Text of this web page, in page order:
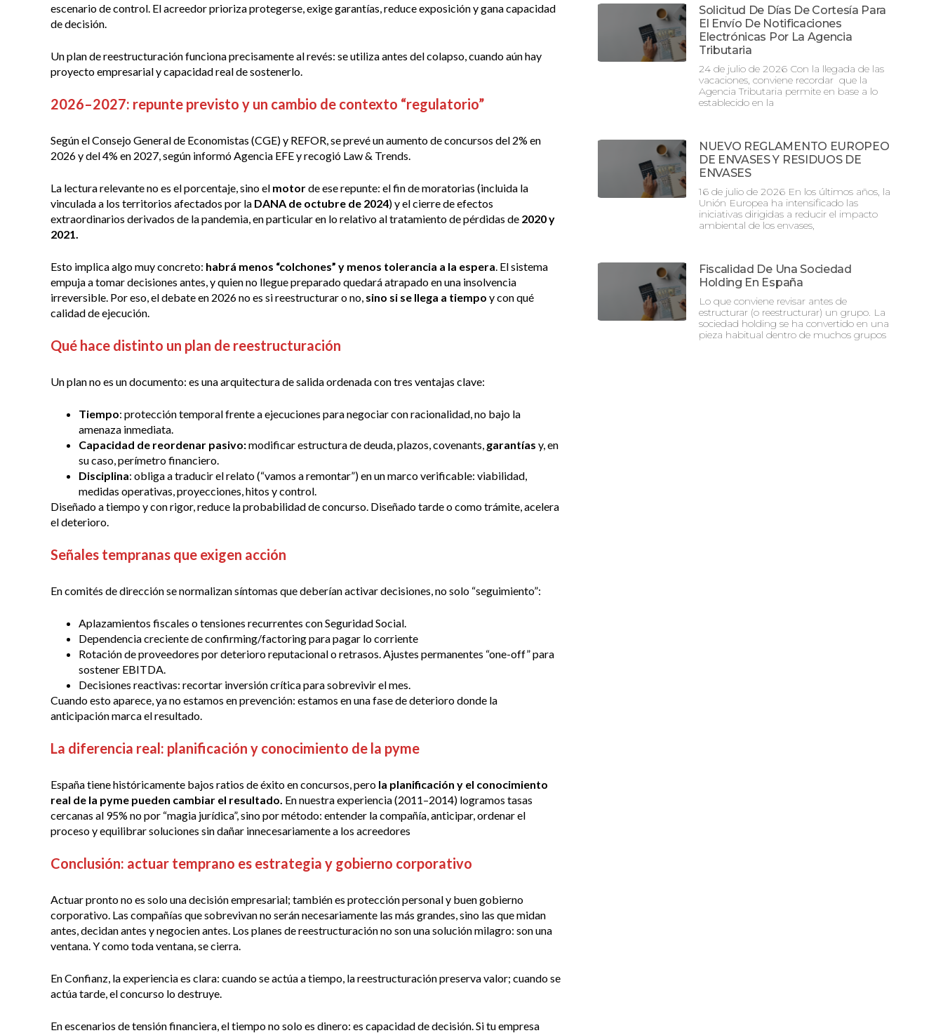
escenario de control. El acreedor prioriza protegerse, exige garantías, reduce exposición y gana capacidad
de decisión.
Un plan de reestructuración funciona precisamente al revés: se utiliza antes del colapso, cuando aún hay
proyecto empresarial y capacidad real de sostenerlo.
2026–2027: repunte previsto y un cambio de contexto “regulatorio”
Según el Consejo General de Economistas (CGE) y REFOR, se prevé un aumento de concursos del 2% en
2026 y del 4% en 2027, según informó Agencia EFE y recogió Law & Trends.
La lectura relevante no es el porcentaje, sino el motorde ese repunte: el fin de moratorias (incluida la
vinculada a los territorios afectados por la DANA de octubre de 2024) y el cierre de efectos
extraordinarios derivados de la pandemia, en particular en lo relativo al tratamiento de pérdidas de 2020 y
2021.
Esto implica algo muy concreto: habrá menos “colchones” y menos tolerancia a la espera . El sistema
empuja a tomar decisiones antes, y quien no llegue preparado quedará atrapado en una insolvencia
irreversible. Por eso, el debate en 2026 no es si reestructurar o no, sino si se llega a tiempo y con qué
calidad de ejecución.
Qué hace distinto un plan de reestructuración
Un plan no es un documento: es una arquitectura de salida ordenada con tres ventajas clave:
Tiempo: protección temporal frente a ejecuciones para negociar con racionalidad, no bajo la
amenaza inmediata.
Capacidad de reordenar pasivo:modificar estructura de deuda, plazos, covenants, garantías y, en
su caso, perímetro financiero.
Disciplina: obliga a traducir el relato (“vamos a remontar”) en un marco verificable: viabilidad,
medidas operativas, proyecciones, hitos y control.
Diseñado a tiempo y con rigor, reduce la probabilidad de concurso. Diseñado tarde o como trámite, acelera
el deterioro.
Señales tempranas que exigen acción
En comités de dirección se normalizan síntomas que deberían activar decisiones, no solo “seguimiento”:
Aplazamientos fiscales o tensiones recurrentes con Seguridad Social.
Dependencia creciente de confirming/factoring para pagar lo corriente
Rotación de proveedores por deterioro reputacional o retrasos. Ajustes permanentes “one-off” para
sostener EBITDA.
Decisiones reactivas: recortar inversión crítica para sobrevivir el mes.
Cuando esto aparece, ya no estamos en prevención: estamos en una fase de deterioro donde la
anticipación marca el resultado.
La diferencia real: planificación y conocimiento de la pyme
España tiene históricamente bajos ratios de éxito en concursos, pero la planificación y el conocimiento
real de la pyme pueden cambiar el resultado. En nuestra experiencia (2011–2014) logramos tasas
cercanas al 95% no por “magia jurídica”, sino por método: entender la compañía, anticipar, ordenar el
proceso y equilibrar soluciones sin dañar innecesariamente a los acreedores
Conclusión: actuar temprano es estrategia y gobierno corporativo
Actuar pronto no es solo una decisión empresarial; también es protección personal y buen gobierno
corporativo. Las compañías que sobrevivan no serán necesariamente las más grandes, sino las que midan
antes, decidan antes y negocien antes. Los planes de reestructuración no son una solución milagro: son una
ventana. Y como toda ventana, se cierra.
En Confianz, la experiencia es clara: cuando se actúa a tiempo, la reestructuración preserva valor; cuando se
actúa tarde, el concurso lo destruye.
En escenarios de tensión financiera, el tiempo no solo es dinero: es capacidad de decisión. Si tu empresa
Solicitud De Días De Cortesía Para
El Envío De Notificaciones
Electrónicas Por La Agencia
Tributaria
24 de julio de 2026 Con la llegada de las
vacaciones, conviene recordar que la
Agencia Tributaria permite en base a lo
establecido en la
NUEVO REGLAMENTO EUROPEO
DE ENVASES Y RESIDUOS DE
ENVASES
16 de julio de 2026 En los últimos años, la
Unión Europea ha intensificado las
iniciativas dirigidas a reducir el impacto
ambiental de los envases,
Fiscalidad De Una Sociedad
Holding En España
Lo que conviene revisar antes de
estructurar (o reestructurar) un grupo. La
sociedad holding se ha convertido en una
pieza habitual dentro de muchos grupos